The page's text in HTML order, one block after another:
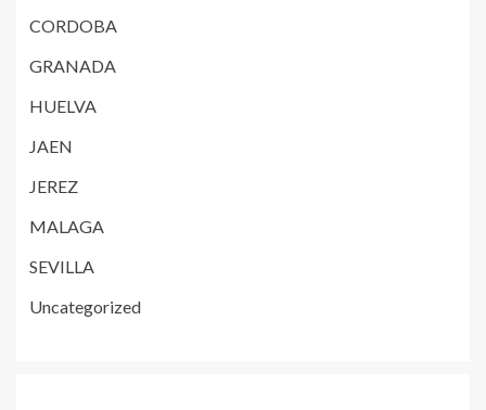
CORDOBA
GRANADA
HUELVA
JAEN
JEREZ
MALAGA
SEVILLA
Uncategorized